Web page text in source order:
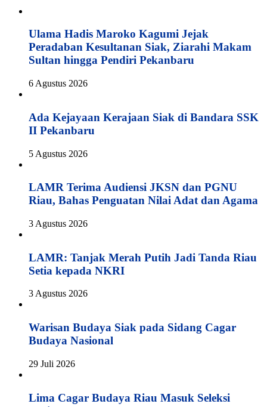
Ulama Hadis Maroko Kagumi Jejak
Peradaban Kesultanan Siak, Ziarahi Makam
Sultan hingga Pendiri Pekanbaru
6 Agustus 2026
Ada Kejayaan Kerajaan Siak di Bandara SSK
II Pekanbaru
5 Agustus 2026
LAMR Terima Audiensi JKSN dan PGNU
Riau, Bahas Penguatan Nilai Adat dan Agama
3 Agustus 2026
LAMR: Tanjak Merah Putih Jadi Tanda Riau
Setia kepada NKRI
3 Agustus 2026
Warisan Budaya Siak pada Sidang Cagar
Budaya Nasional
29 Juli 2026
Lima Cagar Budaya Riau Masuk Seleksi